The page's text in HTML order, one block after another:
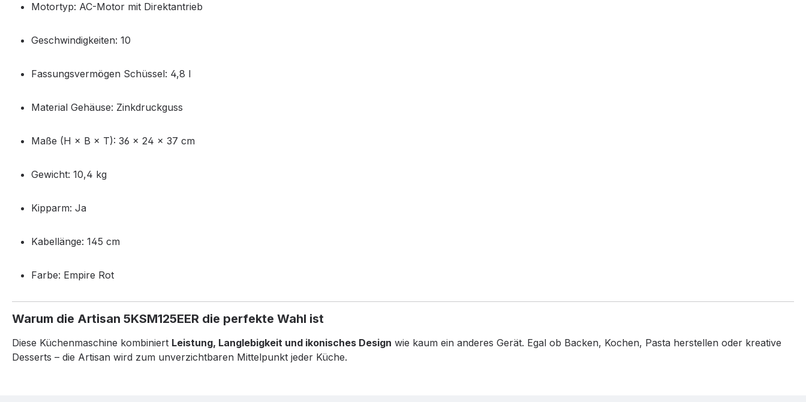
Motortyp: AC-Motor mit Direktantrieb
Geschwindigkeiten: 10
Fassungsvermögen Schüssel: 4,8 l
Material Gehäuse: Zinkdruckguss
Maße (H × B × T): 36 × 24 × 37 cm
Gewicht: 10,4 kg
Kipparm: Ja
Kabellänge: 145 cm
Farbe: Empire Rot
Warum die Artisan 5KSM125EER die perfekte Wahl ist
Diese Küchenmaschine kombiniert Leistung, Langlebigkeit und ikonisches Design wie kaum ein anderes Gerät. Egal ob Backen, Kochen, Pasta herstellen oder kreative
Desserts – die Artisan wird zum unverzichtbaren Mittelpunkt jeder Küche.